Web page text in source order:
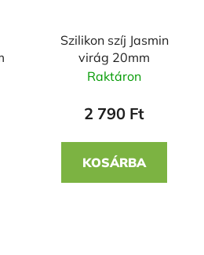
Szilikon szíj Jasmin
virág 20mm
Raktáron
2 790 Ft
KOSÁRBA